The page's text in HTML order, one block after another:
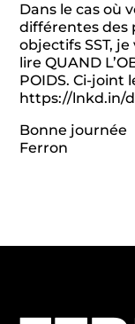
Dans le cas où
différentes des
objectifs SST,
lire QUAND
POIDS. Ci-joint
https://lnkd.in/
Bonne journée
Ferron